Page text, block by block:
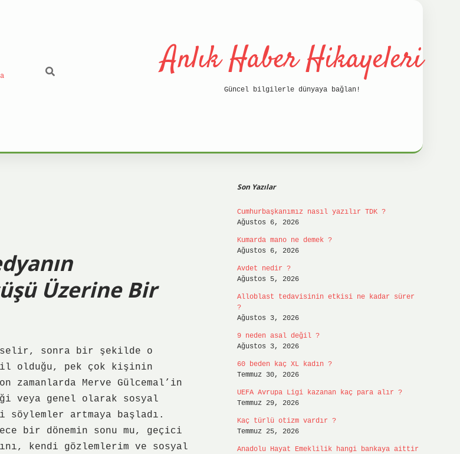
Anlık Haber Hikayeleri
Güncel bilgilerle dünyaya bağlan!
Üzerine Bir
sonra bir şekilde o
olduğu, pek çok kişinin
Merve Gülcemal’in
veya genel olarak sosyal
söylemler artmaya başladı.
bir dönemin sonu mu, geçici
kendi gözlemlerim ve sosyal
Son Yazılar
Cumhurbaşkanımız nasıl yazılır TDK ?
Ağustos 6, 2026
Kumarda mano ne demek ?
Ağustos 6, 2026
Avdet nedir ?
Ağustos 5, 2026
Alloblast tedavisinin etkisi ne kadar sürer
?
Ağustos 3, 2026
9 neden asal değil ?
Ağustos 3, 2026
60 beden kaç XL kadın ?
Temmuz 30, 2026
UEFA Avrupa Ligi kazanan kaç para alır ?
Temmuz 29, 2026
Kaç türlü otizm vardır ?
Temmuz 25, 2026
Anadolu Hayat Emeklilik hangi bankaya aittir